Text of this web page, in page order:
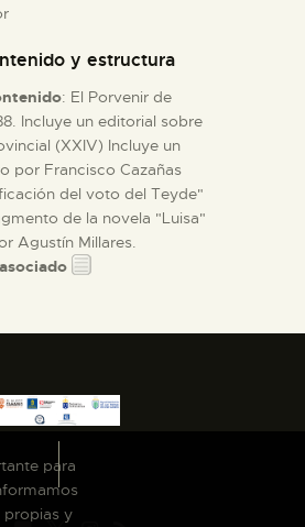
y estructura
: El Porvenir de
Incluye un editorial sobre
(XXIV) Incluye un
por Francisco Cazañas
del voto del Teyde"
de la novela "Luisa"
Agustín Millares.
para
propias y